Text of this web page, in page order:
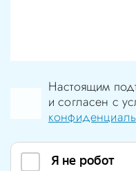
Настоящим
и согласен с